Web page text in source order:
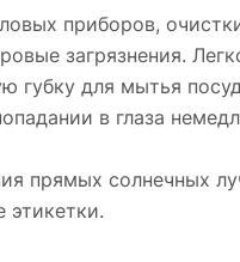
приборов,
загрязнения.
губку для мытья
в глаза
прямых солнечных
этикетки.